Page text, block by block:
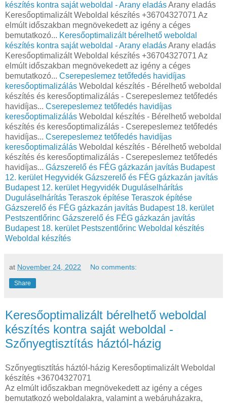
készítés kontra saját weboldal - Arany eladásArany eladás
Keresőoptimalizált Weboldal készítés +36704327071 Az
elmúlt időszakban megnövekedett az igény a céges
bemutatkozó... Keresőoptimalizált bérelhető weboldal
készítés kontra saját weboldal - Arany eladásArany eladás
Keresőoptimalizált Weboldal készítés +36704327071 Az
elmúlt időszakban megnövekedett az igény a céges
bemutatkozó... Cserepeslemez tetőfedés havidíjas
keresőoptimalizálás Weboldal készítés - Bérelhető weboldal
készítés és keresőoptimalizálás - Cserepeslemez tetőfedés
havidíjas... Cserepeslemez tetőfedés havidíjas
keresőoptimalizálás Weboldal készítés - Bérelhető weboldal
készítés és keresőoptimalizálás - Cserepeslemez tetőfedés
havidíjas... Cserepeslemez tetőfedés havidíjas
keresőoptimalizálás Weboldal készítés - Bérelhető weboldal
készítés és keresőoptimalizálás - Cserepeslemez tetőfedés
havidíjas... Gázszerelő és FÉG gázkazán javítás Budapest
12. kerület Hegyvidék Gázszerelő és FÉG gázkazán javítás
Budapest 12. kerület Hegyvidék Duguláselhárítás
Duguláselhárítás Teraszok építése Teraszok építése
Gázszerelő és FÉG gázkazán javítás Budapest 18. kerület
Pestszentlőrinc Gázszerelő és FÉG gázkazán javítás
Budapest 18. kerület Pestszentlőrinc Weboldal készítés
Weboldal készítés
at November 24, 2022 No comments:
Share
Keresőoptimalizált bérelhető weboldal
készítés kontra saját weboldal -
Szőnyegtisztítás háztól-házig
Szőnyegtisztítás háztól-házig Keresőoptimalizált Weboldal
készítés +36704327071
Az elmúlt időszakban megnövekedett az igény a céges
bemutatkozó weboldalakra, valamint a webáruházakra,